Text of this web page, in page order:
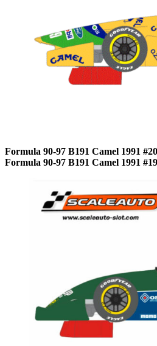
Formula 90-97 B191 Camel 1991
Formula 90-97 B191 Camel 1991